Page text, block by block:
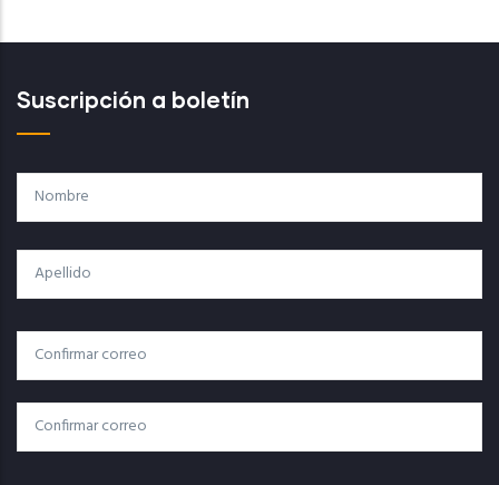
Suscripción a boletín
Nombre
Apellido
Correo
Electrónico
Correo Electrónico
Confirmar Correo